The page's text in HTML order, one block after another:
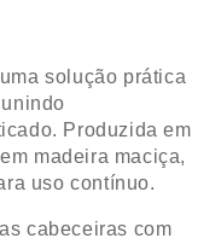
solução prática
Produzida em
madeira maciça,
uso contínuo.
cabeceiras com